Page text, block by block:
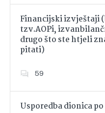
Financijski izvještaji
tzv.AOPi,
drugo što ste htjeli
pitati)
59
Usporedba dionica